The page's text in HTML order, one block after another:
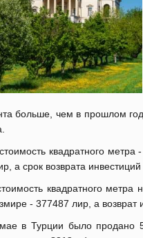
больше, чем в прошлом
квадратного
а срок возврата инвестиций
квадратного
- 377487 лир, а возврат
в Турции было продано